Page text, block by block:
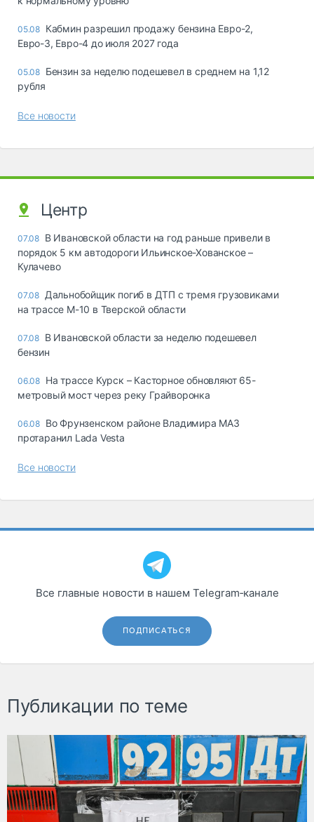
05.08 Кабмин разрешил продажу бензина Евро-2,
Евро-3, Евро-4 до июля 2027 года
05.08 Бензин за неделю подешевел в среднем на 1,12
рубля
Все новости
Центр
07.08 В Ивановской области на год раньше привели в
порядок 5 км автодороги Ильинское-Хованское –
Кулачево
07.08 Дальнобойщик погиб в ДТП с тремя грузовиками
на трассе М-10 в Тверской области
07.08 В Ивановской области за неделю подешевел
бензин
06.08 На трассе Курск – Касторное обновляют 65-
метровый мост через реку Грайворонка
06.08 Во Фрунзенском районе Владимира МАЗ
протаранил Lada Vesta
Все новости
Все главные новости в нашем Telegram‑канале
ПОДПИСАТЬСЯ
Публикации по теме